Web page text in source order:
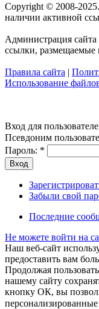
Copyright © 2008-
наличии активной
Администрация сайта
ссылки, размещаемые
Правила сайта |
Использование
Вход для
Псевдоним
Пароль: *
Забыли свой
Последние
Не можете войти на
Наш веб-сайт
предоставить вам
Продолжая
нашему сайту
кнопку ОК, вы